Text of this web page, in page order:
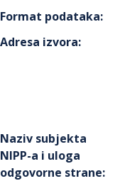
Format podataka:
Adresa izvora:
Naziv subjekta
NIPP-a i uloga
odgovorne strane: